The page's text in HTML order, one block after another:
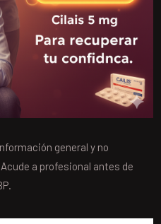
general y no
a profesional antes de